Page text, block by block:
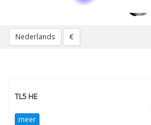
Nederlands €
TL5 HE
meer